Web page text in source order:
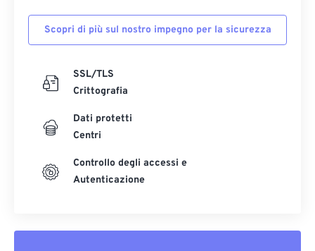
Scopri di più sul nostro impegno per la sicurezza
SSL/TLS
Crittografia
Dati protetti
Centri
Controllo degli accessi e
Autenticazione